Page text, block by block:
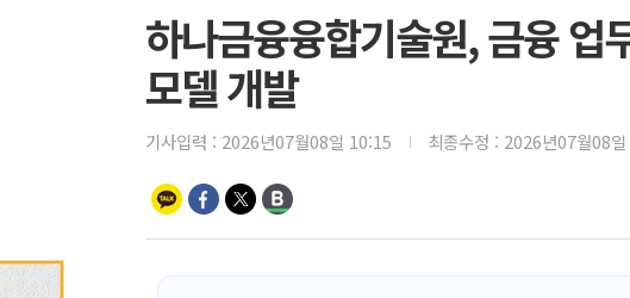
하나금융융합기술원, 금융 업
모델 개발
기사입력 : 2026년07월08일 10:15 최종수정 : 2026년07월08